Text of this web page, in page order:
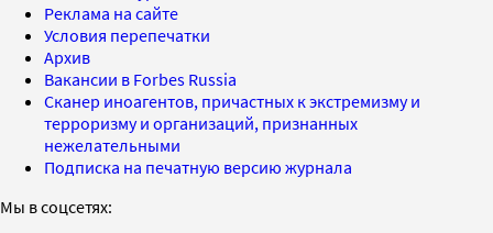
Реклама на сайте
Условия перепечатки
Архив
Вакансии в Forbes Russia
Сканер иноагентов, причастных к экстремизму и
терроризму и организаций, признанных
нежелательными
Подписка на печатную версию журнала
Мы в соцсетях: